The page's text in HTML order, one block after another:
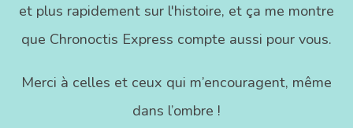
et plus rapidement sur l'histoire, et ça me montre
que Chronoctis Express compte aussi pour vous.
Merci à celles et ceux qui m’encouragent, même
dans l’ombre !